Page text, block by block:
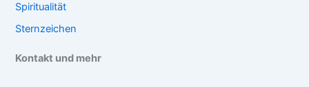
Spiritualität
Sternzeichen
Kontakt und mehr